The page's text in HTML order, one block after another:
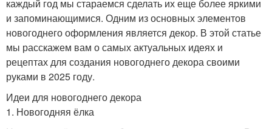
каждый год мы стараемся сделать их еще более яркими
и запоминающимися. Одним из основных элементов
новогоднего оформления является декор. В этой статье
мы расскажем вам о самых актуальных идеях и
рецептах для создания новогоднего декора своими
руками в 2025 году.
Идеи для новогоднего декора
1. Новогодняя ёлка